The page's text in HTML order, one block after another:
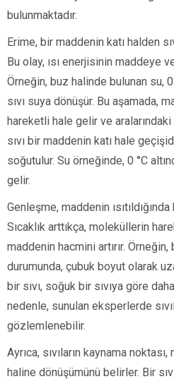
bulunmaktadır.
Erime, bir maddenin katı halden
Bu olay, ısı enerjisinin maddeye
Örneğin, buz halinde bulunan su, 0
sıvı suya dönüşür. Bu aşamada,
hareketli hale gelir ve
sıvı bir maddenin katı hale
soğutulur. Su örneğinde, 0 °C
gelir.
Genleşme, maddenin
Sıcaklık arttıkça, moleküllerin
maddenin hacmini artırır. Örneğin,
durumunda, çubuk boyut olarak
bir sıvı, soğuk bir sıvıya göre
nedenle, sunulan eksperlerde
gözlemlenebilir.
Ayrıca, sıvıların kaynama
haline dönüşümünü belirler. Bir